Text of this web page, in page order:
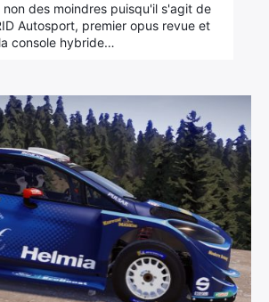
non des moindres puisqu'il s'agit de
Autosport, premier opus revue et
console hybride…